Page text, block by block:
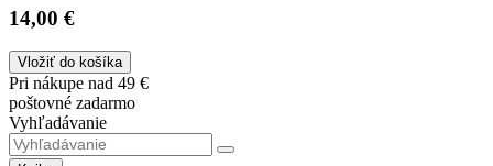
14,00 €
Vložiť do košíka
Pri nákupe nad 49 €
poštovné zadarmo
Vyhľadávanie